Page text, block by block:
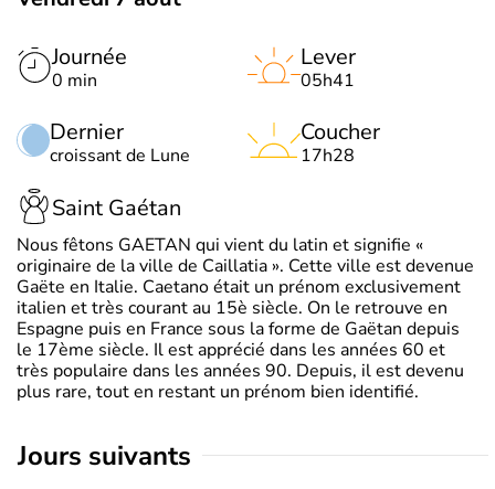
Journée
0 min
Dernier
croissant de Lune
Lever
05h41
Coucher
17h28
Saint Gaétan
Nous fêtons GAETAN qui vient du latin et signifie «
originaire de la ville de Caillatia ». Cette ville est devenue
Gaëte en Italie. Caetano était un prénom exclusivement
italien et très courant au 15è siècle. On le retrouve en
Espagne puis en France sous la forme de Gaëtan depuis
le 17ème siècle. Il est apprécié dans les années 60 et
très populaire dans les années 90. Depuis, il est devenu
plus rare, tout en restant un prénom bien identifié.
jours suivants